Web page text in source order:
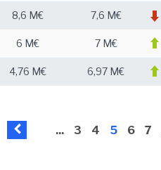
8,6 M€ 7,6 M€
6 M€ 7 M€
4,76 M€ 6,97 M€
... 3 4 5 6 7